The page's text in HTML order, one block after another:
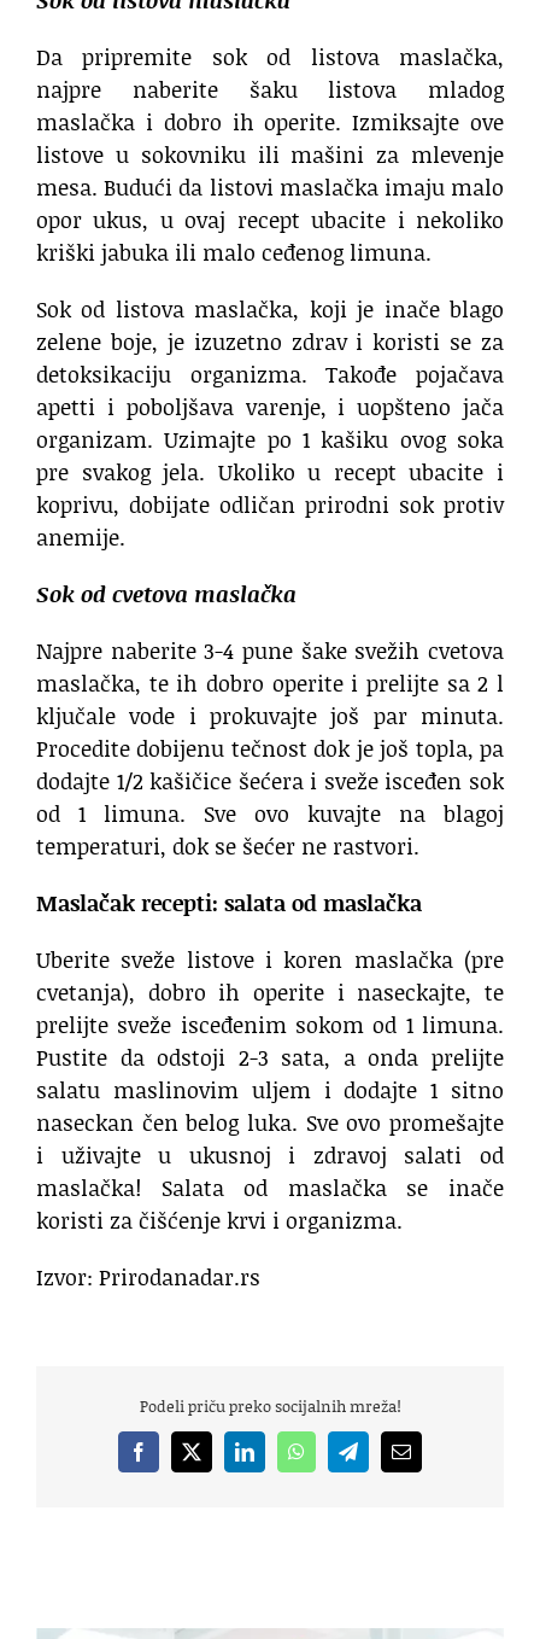
Da pripremite sok od listova maslačka,
najpre naberite šaku listova mladog
maslačka i dobro ih operite. Izmiksajte ove
listove u sokovniku ili mašini za mlevenje
mesa. Budući da listovi maslačka imaju malo
opor ukus, u ovaj recept ubacite i nekoliko
kriški jabuka ili malo ceđenog limuna.
Sok od listova maslačka, koji je inače blago
zelene boje, je izuzetno zdrav i koristi se za
detoksikaciju organizma. Takođe pojačava
apetti i poboljšava varenje, i uopšteno jača
organizam. Uzimajte po 1 kašiku ovog soka
pre svakog jela. Ukoliko u recept ubacite i
koprivu, dobijate odličan prirodni sok protiv
anemije.
Sok od cvetova maslačka
Najpre naberite 3-4 pune šake svežih cvetova
maslačka, te ih dobro operite i prelijte sa 2 l
ključale vode i prokuvajte još par minuta.
Procedite dobijenu tečnost dok je još topla, pa
dodajte 1/2 kašičice šećera i sveže isceđen sok
od 1 limuna. Sve ovo kuvajte na blagoj
temperaturi, dok se šećer ne rastvori.
Maslačak recepti: salata od maslačka
Uberite sveže listove i koren maslačka (pre
cvetanja), dobro ih operite i naseckajte, te
prelijte sveže isceđenim sokom od 1 limuna.
Pustite da odstoji 2-3 sata, a onda prelijte
salatu maslinovim uljem i dodajte 1 sitno
naseckan čen belog luka. Sve ovo promešajte
i uživajte u ukusnoj i zdravoj salati od
maslačka! Salata od maslačka se inače
koristi za čišćenje krvi i organizma.
Izvor: Prirodanadar.rs
Podeli priču preko socijalnih mreža!
Facebook
X LinkedInWhatsAppTelegramEmail